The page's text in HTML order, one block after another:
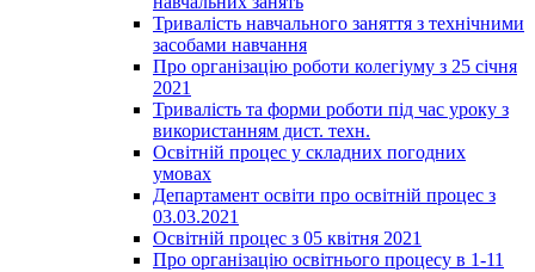
Тривалість навчального заняття з технічними
засобами навчання
Про організацію роботи колегіуму з 25 січня
2021
Тривалість та форми роботи під час уроку з
використанням дист. техн.
Освітній процес у складних погодних
умовах
Департамент освіти про освітній процес з
03.03.2021
Освітній процес з 05 квітня 2021
Про організацію освітнього процесу в 1-11